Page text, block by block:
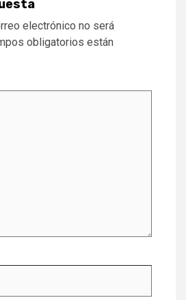
electrónico no será
obligatorios están